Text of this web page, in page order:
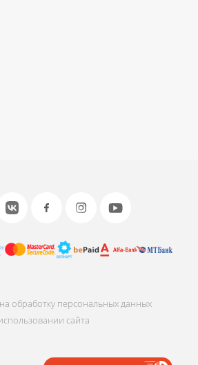
обработку персональных данных
сайта